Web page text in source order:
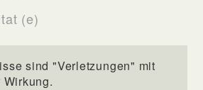
(e)
sind "Verletzungen" mit